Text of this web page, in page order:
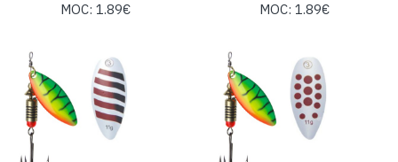
MOC: 1.89€ MOC: 1.89€